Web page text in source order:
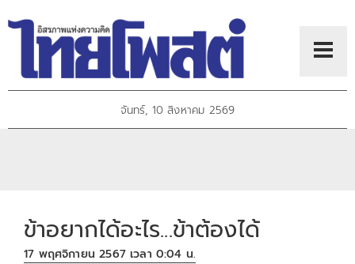
จันทร์, 10 สิงหาคม 2569
ข้าอยากได้อะไร...ข้าต้องได้
17 พฤศจิกายน 2567 เวลา 0:04 น.